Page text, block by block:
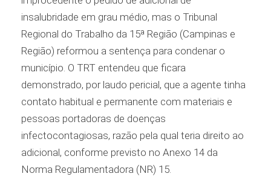
insalubridade em grau médio, mas o Tribunal
Regional do Trabalho da 15ª Região (Campinas e
Região) reformou a sentença para condenar o
município. O TRT entendeu que ficara
demonstrado, por laudo pericial, que a agente tinha
contato habitual e permanente com materiais e
pessoas portadoras de doenças
infectocontagiosas, razão pela qual teria direito ao
adicional, conforme previsto no Anexo 14 da
Norma Regulamentadora (NR) 15.